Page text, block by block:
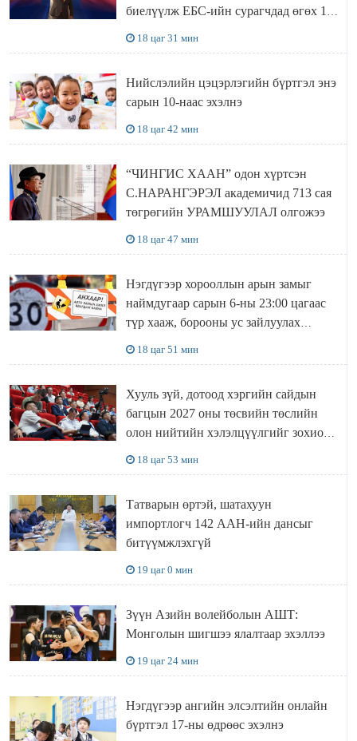
биелүүлж ЕБС-ийн сурагчдад өгөх 10.
18 цаг 31 мин
Нийслэлийн цэцэрлэгийн бүртгэл энэ
сарын 10-наас эхэлнэ
18 цаг 42 мин
“ЧИНГИС ХААН” одон хүртсэн
С.НАРАНГЭРЭЛ академичид 713 сая
төгрөгийн УРАМШУУЛАЛ олгожээ
18 цаг 47 мин
Нэгдүгээр хорооллын арын замыг
наймдугаар сарын 6-ны 23:00 цагаас
түр хааж, борооны ус зайлуулах
18 цаг 51 мин
Хууль зүй, дотоод хэргийн сайдын
багцын 2027 оны төсвийн төслийн
олон нийтийн хэлэлцүүлгийг зохион
18 цаг 53 мин
Татварын өртэй, шатахуун
импортлогч 142 ААН-ийн дансыг
битүүмжлэхгүй
19 цаг 0 мин
Зүүн Азийн волейболын АШТ:
Монголын шигшээ ялалтаар эхэллээ
19 цаг 24 мин
Нэгдүгээр ангийн элсэлтийн онлайн
бүртгэл 17-ны өдрөөс эхэлнэ